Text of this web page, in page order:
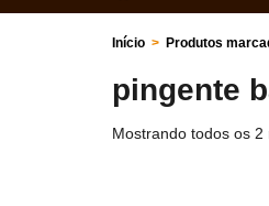
Início > Produtos
pingente
Mostrando todos os 2